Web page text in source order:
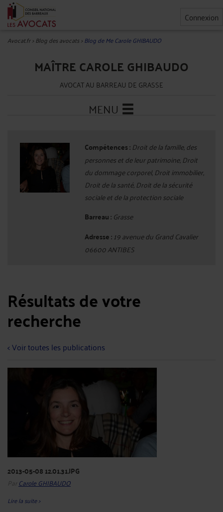
Connexion
Avocat.fr>Blog des avocats>Blog de Me Carole GHIBAUDO
MAÎTRE CAROLE GHIBAUDO
AVOCAT AU BARREAU DE GRASSE
MENU
Compétences : Droit de la famille, des
personnes et de leur patrimoine, Droit
du dommage corporel, Droit immobilier,
Droit de la santé, Droit de la sécurité
sociale et de la protection sociale
Barreau : Grasse
Adresse :19 avenue du Grand Cavalier
06600 ANTIBES
Résultats de votre
recherche
< Voir toutes les publications
2013-05-08 12.01.31.JPG
Par Carole GHIBAUDO
Lire la suite >